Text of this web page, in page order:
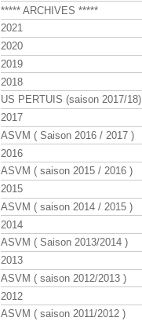
***** ARCHIVES *****
2021
2020
2019
2018
US PERTUIS (saison 2017/18)
2017
ASVM ( Saison 2016 / 2017 )
2016
ASVM ( saison 2015 / 2016 )
2015
ASVM ( saison 2014 / 2015 )
2014
ASVM ( Saison 2013/2014 )
2013
ASVM ( saison 2012/2013 )
2012
ASVM ( saison 2011/2012 )